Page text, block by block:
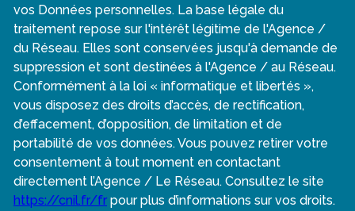
vos Données personnelles. La base légale du
traitement repose sur l'intérêt légitime de l'Agence /
du Réseau. Elles sont conservées jusqu'à demande de
suppression et sont destinées à l'Agence / au Réseau.
Conformément à la loi « informatique et libertés »,
vous disposez des droits d’accès, de rectification,
d’effacement, d’opposition, de limitation et de
portabilité de vos données. Vous pouvez retirer votre
consentement à tout moment en contactant
directement l’Agence / Le Réseau. Consultez le site
https://cnil.fr/fr pour plus d’informations sur vos droits.